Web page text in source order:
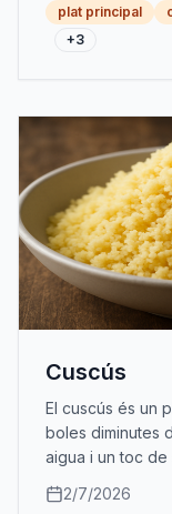
plat principal
+3
Cuscús
El cuscús és un
boles diminutes
aigua i un toc
2/7/2026